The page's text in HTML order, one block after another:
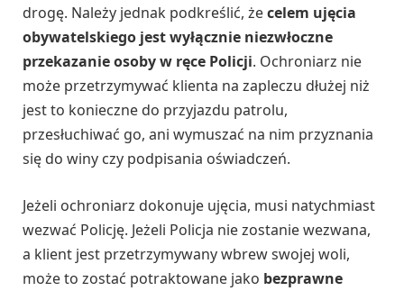
drogę. Należy jednak podkreślić, żecelem ujęcia
obywatelskiego jest wyłącznie niezwłoczne
przekazanie osoby w ręce Policji. Ochroniarz nie
może przetrzymywać klienta na zapleczu dłużej niż
jest to konieczne do przyjazdu patrolu,
przesłuchiwać go, ani wymuszać na nim przyznania
się do winy czy podpisania oświadczeń.
Jeżeli ochroniarz dokonuje ujęcia, musi natychmiast
wezwać Policję. Jeżeli Policja nie zostanie wezwana,
a klient jest przetrzymywany wbrew swojej woli,
może to zostać potraktowane jako bezprawne